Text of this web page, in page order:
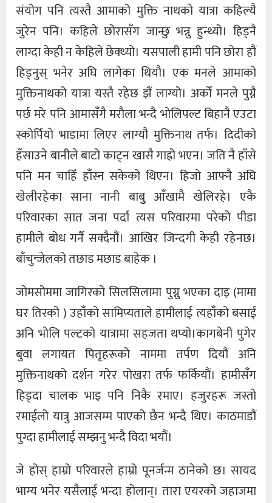
संयोग पनि त्यस्तै आमाको मुक्ति नाथको यात्रा कहिल्यै
जुरेन पनि। कहिले छोरासँग जान्छु भन्नु हुन्थ्यो। हिड्नै
लाग्दा केही न केहिले छेक्थ्यो। यसपाली हामी पनि छोरा हौं
हिड्नुस् भनेर अघि लागेका थियौ। एक मनले आमाको
मुक्तिनाथको यात्रा यस्तै रहेछ झैं लाग्यो। अर्को मनले पुग्नै
पर्छ मरे पनि आमासँगै मरौला भन्दै भोलिपल्ट बिहानै एउटा
स्कोर्पियो भाडामा लिएर लाग्यौ मुक्तिनाथ तर्फ। दिदीको
हँसाउने बानीले बाटो काट्न खासै गाह्रो भएन। जति नै हाँसे
पनि मन चाहिँ हाँस्न सकेको थिएन। हिजो आफ्नै अघि
खेलीरहेका साना नानी बाबुु आँखामै खेलिरहे। एकै
परिवारका सात जना पर्दा त्यस परिवारमा परेको पीडा
हामीले बोध गर्नै सक्दैनौं। आखिर जिन्दगी केही रहेनछ।
बाँचुन्जेलको तछाड मछाड बाहेक ।
जोमसोममा जागिरको सिलसिलामा पुग्नु भएका दाइ (मामा
घर तिरको ) उहाँको सामिप्यताले हामीलाई त्यहाँको बसाईं
अनि भोलि पल्टको यात्रामा सहजता थप्यो।कागबेनी पुगेर
बुवा लगायत पितृहरूको नाममा तर्पण दियौं अनि
मुक्तिनाथको दर्शन गरेर पोखरा तर्फ फर्कियौं। हामीसँग
हिड्दा चालक भाइ पनि निकै रमाए। हजुरहरू जस्तो
रमाईलो यात्रु आजसम्म पाएको छैन भन्दै थिए। काठमाडौं
पुग्दा हामीलाई सम्झनु भन्दै विदा भयौं।
जे होस् हाम्रो परिवारले हाम्रो पूनर्जन्म ठानेको छ। सायद
भाग्य भनेर यसैलाई भन्दा होलान्। तारा एयरको जहाजमा